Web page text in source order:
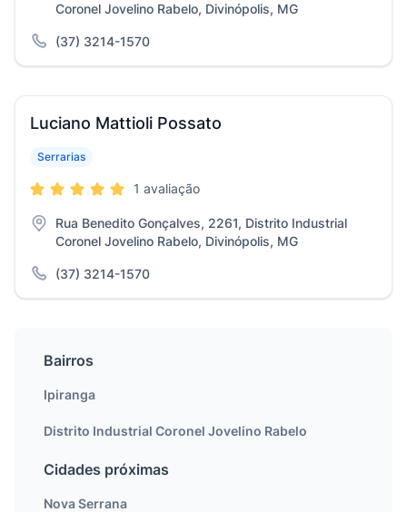
Coronel Jovelino Rabelo, Divinópolis, MG
(37) 3214-1570
Luciano Mattioli Possato
Serrarias
1 avaliação
Rua Benedito Gonçalves, 2261, Distrito Industrial
Coronel Jovelino Rabelo, Divinópolis, MG
(37) 3214-1570
Bairros
Ipiranga
Distrito Industrial Coronel Jovelino Rabelo
Cidades próximas
Nova Serrana